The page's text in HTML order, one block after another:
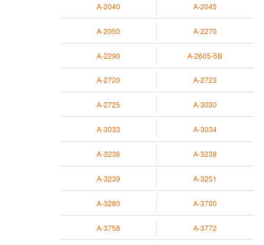
A-2040 A-2045
A-2050 A-2270
A-2290 A-2605-5B
A-2720 A-2723
A-2725 A-3030
A-3033 A-3034
A-3236 A-3238
A-3239 A-3251
A-3280 A-3700
A-3758 A-3772